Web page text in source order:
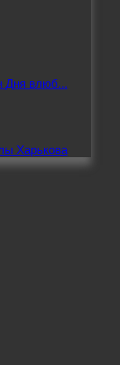
Дня влюб...
Харькова